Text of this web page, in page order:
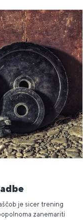
je sicer trening
zanemariti